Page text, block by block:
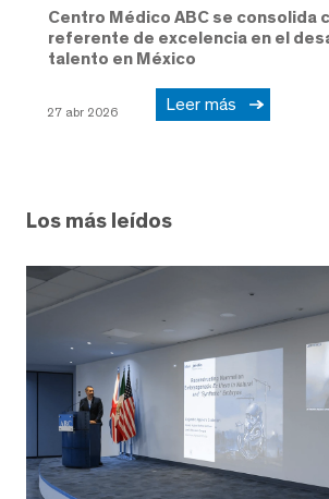
Centro Médico ABC se consolida
referente de excelencia en el
talento en México
27 abr 2026 Leer más
Los más leídos